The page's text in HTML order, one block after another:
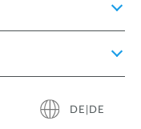
DE|DE